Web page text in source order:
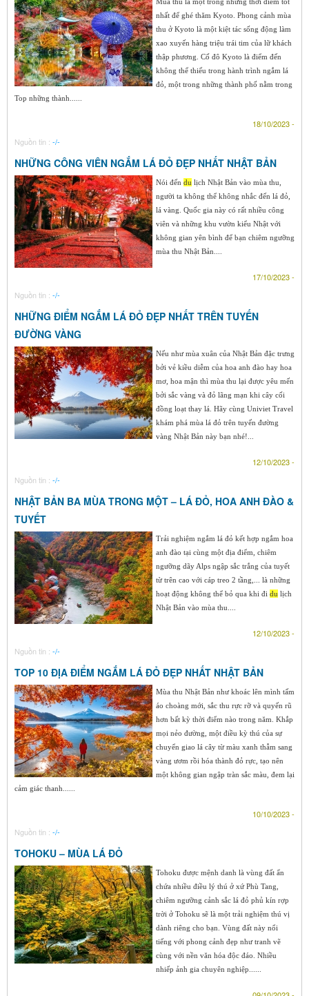
nhất để ghé thăm Kyoto. Phong cảnh mùa
thu ở Kyoto là một kiệt tác sống động làm
xao xuyến hàng triệu trái tim của lữ khách
thập phương. Cố đô Kyoto là điểm đến
không thể thiếu trong hành trình ngắm lá
đỏ, một trong những thành phố nằm trong
Top những thành......
18/10/2023 -
Nguồn tin : -/-
NHỮNG CÔNG VIÊN NGẮM LÁ ĐỎ ĐẸP NHẤT NHẬT BẢN
Nói đến du lịch Nhật Bản vào mùa thu,
người ta không thể không nhắc đến lá đỏ,
lá vàng. Quốc gia này có rất nhiều công
viên và những khu vườn kiểu Nhật với
không gian yên bình để bạn chiêm ngưỡng
mùa thu Nhật Bản....
17/10/2023 -
Nguồn tin : -/-
NHỮNG ĐIỂM NGẮM LÁ ĐỎ ĐẸP NHẤT TRÊN TUYẾN
ĐƯỜNG VÀNG
Nếu như mùa xuân của Nhật Bản đặc trưng
bởi vẻ kiều diễm của hoa anh đào hay hoa
mơ, hoa mận thì mùa thu lại được yêu mến
bởi sắc vàng và đỏ lãng mạn khi cây cối
đồng loạt thay lá. Hãy cùng Univiet Travel
khám phá mùa lá đỏ trên tuyến đường
vàng Nhật Bản này bạn nhé!...
12/10/2023 -
Nguồn tin : -/-
NHẬT BẢN BA MÙA TRONG MỘT – LÁ ĐỎ, HOA ANH ĐÀO &
TUYẾT
Trải nghiệm ngắm lá đỏ kết hợp ngắm hoa
anh đào tại cùng một địa điểm, chiêm
ngưỡng dãy Alps ngập sắc trắng của tuyết
từ trên cao với cáp treo 2 tầng,... là những
hoạt động không thể bỏ qua khi đi du lịch
Nhật Bản vào mùa thu....
12/10/2023 -
Nguồn tin : -/-
TOP 10 ĐỊA ĐIỂM NGẮM LÁ ĐỎ ĐẸP NHẤT NHẬT BẢN
Mùa thu Nhật Bản như khoác lên mình tấm
áo choàng mới, sắc thu rực rỡ và quyến rũ
hơn bất kỳ thời điểm nào trong năm. Khắp
mọi nẻo đường, một điều kỳ thú của sự
chuyển giao lá cây từ màu xanh thẫm sang
vàng ươm rồi hóa thành đỏ rực, tạo nên
một không gian ngập tràn sắc màu, đem lại
cảm giác thanh......
10/10/2023 -
Nguồn tin : -/-
TOHOKU – MÙA LÁ ĐỎ
Tohoku được mệnh danh là vùng đất ẩn
chứa nhiều điều lý thú ở xứ Phù Tang,
chiêm ngưỡng cảnh sắc lá đỏ phủ kín rợp
trời ở Tohoku sẽ là một trải nghiệm thú vị
dành riêng cho bạn. Vùng đất này nổi
tiếng với phong cảnh đẹp như tranh vẽ
cùng với nền văn hóa độc đáo. Nhiều
nhiếp ảnh gia chuyên nghiệp......